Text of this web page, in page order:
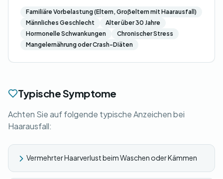
Familiäre Vorbelastung (Eltern, Großeltern mit Haarausfall)
Männliches Geschlecht
Alter über 30 Jahre
Hormonelle Schwankungen
Chronischer Stress
Mangelernährung oder Crash-Diäten
Typische Symptome
Achten Sie auf folgende typische Anzeichen bei
Haarausfall:
Vermehrter Haarverlust beim Waschen oder Kämmen